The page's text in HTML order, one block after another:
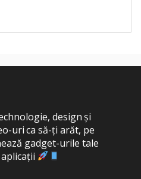
design și
uri ca să-ți arăt, pe
gadget-urile tale